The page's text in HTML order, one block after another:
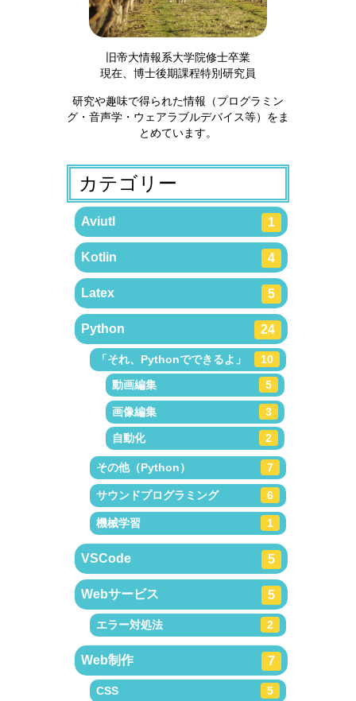
旧帝大情報系大学院修士卒業
現在、博士後期課程特別研究員
研究や趣味で得られた情報（プログラミン
グ・音声学・ウェアラブルデバイス等）をま
とめています。
カテゴリー
Aviutl 1
Kotlin 4
Latex 5
Python 24
「それ、Pythonでできるよ」
10
動画編集
5
画像編集 3
自動化 2
その他（Python） 7
サウンドプログラミング 6
機械学習 1
VSCode 5
Webサービス 5
エラー対処法 2
Web制作 7
CSS 5